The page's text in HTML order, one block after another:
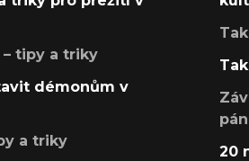
– tipy a triky
démonům v
a triky
pán
20